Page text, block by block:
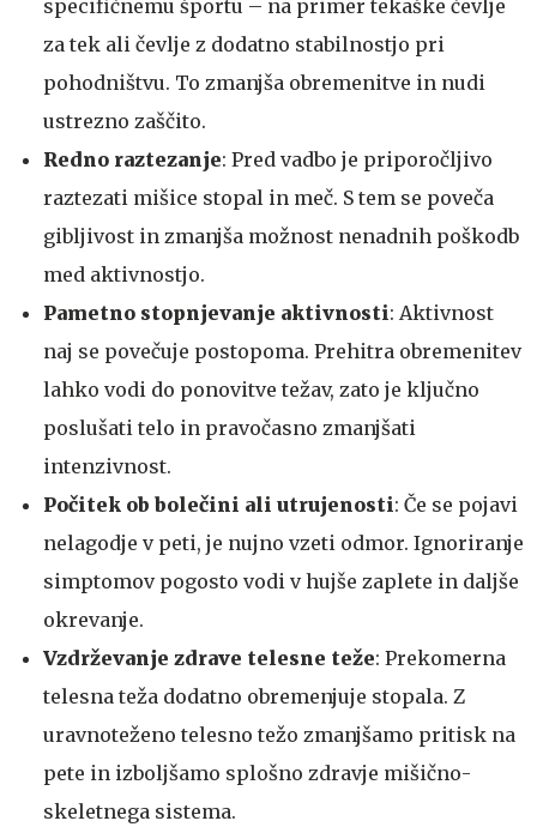
specifičnemu športu – na primer tekaške čevlje
za tek ali čevlje z dodatno stabilnostjo pri
pohodništvu. To zmanjša obremenitve in nudi
ustrezno zaščito.
Redno raztezanje: Pred vadbo je priporočljivo
raztezati mišice stopal in meč. S tem se poveča
gibljivost in zmanjša možnost nenadnih poškodb
med aktivnostjo.
Pametno stopnjevanje aktivnosti: Aktivnost
naj se povečuje postopoma. Prehitra obremenitev
lahko vodi do ponovitve težav, zato je ključno
poslušati telo in pravočasno zmanjšati
intenzivnost.
Počitek ob bolečini ali utrujenosti: Če se pojavi
nelagodje v peti, je nujno vzeti odmor. Ignoriranje
simptomov pogosto vodi v hujše zaplete in daljše
okrevanje.
Vzdrževanje zdrave telesne teže: Prekomerna
telesna teža dodatno obremenjuje stopala. Z
uravnoteženo telesno težo zmanjšamo pritisk na
pete in izboljšamo splošno zdravje mišično-
skeletnega sistema.